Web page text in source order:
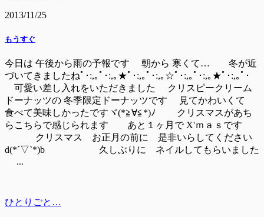
2013/11/25
もうすぐ
今日は 午後から雨の予報です 朝から 寒くて… 冬が近
づいてきましたねﾟ･:,｡ﾟ･:,｡★ﾟ･:,｡ﾟ･:,｡☆ﾟ･:,｡ﾟ･:,｡★ﾟ･:,｡ﾟ･
可愛い差し入れをいただきました クリスピークリーム
ドーナッツの 冬季限定ドーナッツです 見てかわいくて
食べて美味しかったですヾ(*≧∀≦*)ﾉ クリスマスがあち
らこちらで感じられます あと１ヶ月で X'ｍａｓです
クリスマス お正月の前に 是非いらしてください
d(*´▽`*)b 久しぶりに ネイルしてもらいました
...
ひとりごと…